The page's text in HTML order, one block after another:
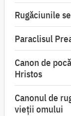
Rugăciunile
Paraclisul
Canon de
Hristos
Canonul de
vieții omului